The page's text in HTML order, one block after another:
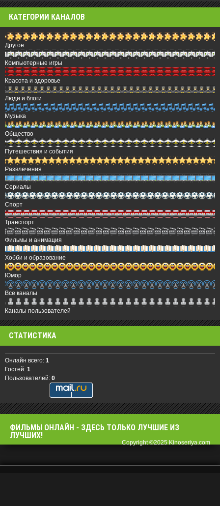
КАТЕГОРИИ КАНАЛОВ
Другое
Компьютерные игры
Красота и здоровье
Люди и блоги
Музыка
Общество
Путешествия и события
Развлечения
Сериалы
Спорт
Транспорт
Фильмы и анимация
Хобби и образование
Юмор
Все каналы
Каналы пользователей
СТАТИСТИКА
Онлайн всего: 1
Гостей: 1
Пользователей: 0
ФИЛЬМЫ OНЛАЙН - ЗДЕСЬ ТОЛЬКО ЛУЧШИЕ ИЗ
ЛУЧШИХ!
Copyright ©2025 Kinoseriya.com